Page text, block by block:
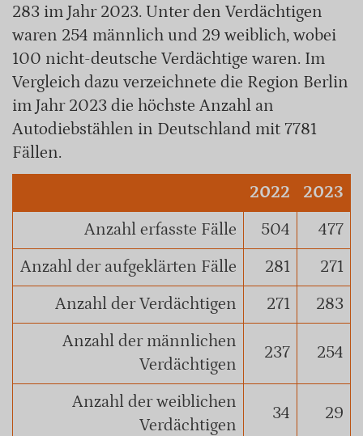
283 im Jahr 2023. Unter den Verdächtigen
waren 254 männlich und 29 weiblich, wobei
100 nicht-deutsche Verdächtige waren. Im
Vergleich dazu verzeichnete die Region Berlin
im Jahr 2023 die höchste Anzahl an
Autodiebstählen in Deutschland mit 7781
Fällen.
2022
2023
Anzahl erfasste Fälle
504
477
Anzahl der aufgeklärten Fälle
281
271
Anzahl der Verdächtigen
271
283
Anzahl der männlichen
Verdächtigen
237 254
Anzahl der weiblichen
Verdächtigen
34 29